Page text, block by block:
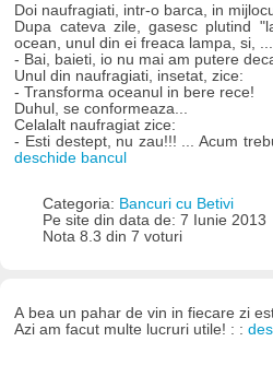
Doi naufragiati, intr-o barca, in
Dupa cateva zile, gasesc plutind
ocean, unul din ei freaca lampa, si,
- Bai, baieti, io nu mai am putere
Unul din naufragiati, insetat, zice:
- Transforma oceanul in bere rece!
Duhul, se conformeaza...
Celalalt naufragiat zice:
- Esti destept, nu zau!!! ... Acum
deschide bancul
Categoria: Bancuri cu Betivi
Pe site din data de: 7 Iunie 2013
Nota 8.3 din 7 voturi
A bea un pahar de vin in fiecare zi
Azi am facut multe lucruri utile! : :